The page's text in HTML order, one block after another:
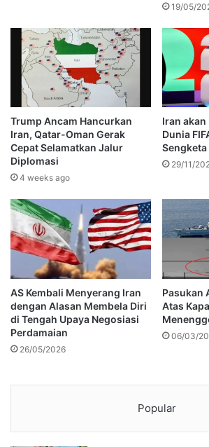
19/05/
Trump Ancam Hancurkan
Iran, Qatar-Oman Gerak
Cepat Selamatkan Jalur
Diplomasi
4 weeks ago
Iran
Dunia
Sengketa
29/11/
AS Kembali Menyerang Iran
dengan Alasan Membela Diri
di Tengah Upaya Negosiasi
Perdamaian
26/05/2026
Pasukan
Atas
06/03/
Popular